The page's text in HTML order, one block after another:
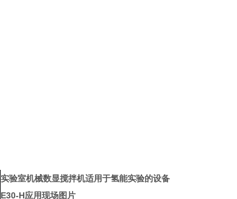
实验室机械数显搅拌机适用于氢能实验的设备
E30-H应用现场图片